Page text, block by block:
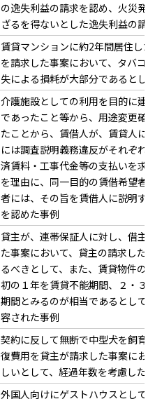
の逸失利益の請求を認め、火災発
ざるを得ないとした逸失利益の請
賃貸マンションに約2年間居住し
を請求した事案において、タバコ
失による損耗が大部分であるとし
介護施設としての利用を目的に建
であったこと等から、用途変更確
たことから、賃借人が、賃貸人に
には調査説明義務違反がそれぞれ
済賃料・工事代金等の支払いを求
を理由に、同一目的の賃借希望者
者には、その旨を賃借人に説明す
を認めた事例
貸主が、連帯保証人に対し、借主
た事案において、貸主の請求した
るべきとして、また、賃貸物件の
初の１年を賃貸不能期間、２・３
期間とみるのが相当であるとして
容された事例
契約に反して無断で中型犬を飼育
復費用を貸主が請求した事案にお
しいとして、経過年数を考慮した
外国人向けにゲストハウスとして